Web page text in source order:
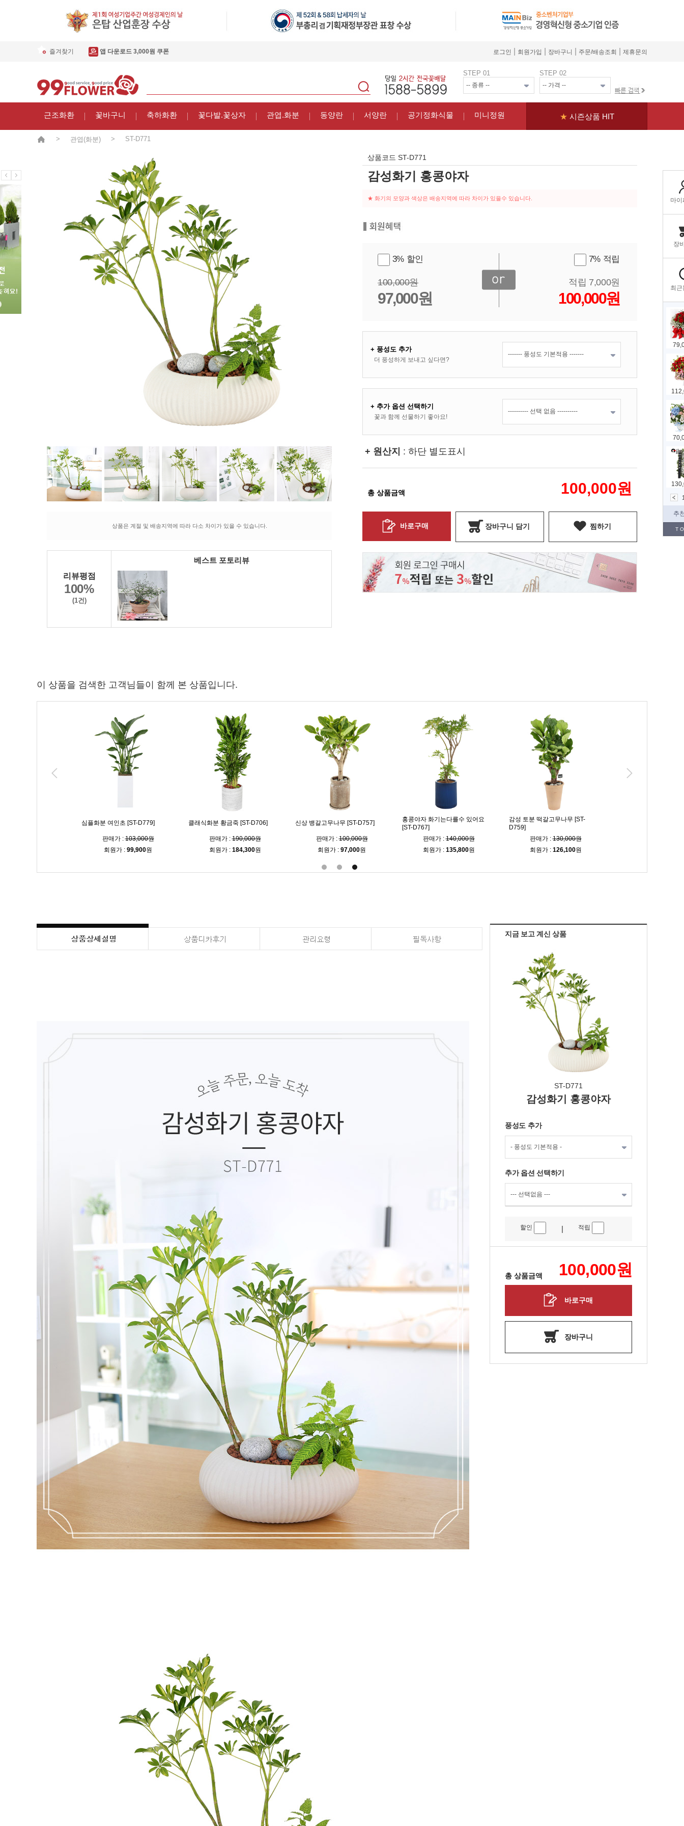
즐겨찾기 앱 다운로드 3,000원 쿠폰 로그인 회원가입 장바구니 주문/배송조회 제휴문의
STEP 01 STEP 02
근조화환 꽃바구니 축하화환 꽃다발.꽃상자 관엽.화분 동양란 서양란 공기정화식물 미니정원 ★ 시즌상품 HIT
> 관엽(화분) > ST-D771
상품은 계절 및 배송지역에 따라 다소 차이가 있을 수 있습니다.
리뷰평점
100%
(1건)
베스트 포토리뷰
상품코드 ST-D771
감성화기 홍콩야자
★ 화기의 모양과 색상은 배송지역에 따라 차이가 있을수 있습니다.
3% 할인
100,000원
97,000원
7% 적립
적립 7,000원
100,000원
+ 풍성도 추가
더 풍성하게 보내고 싶다면?
+ 추가 옵션 선택하기
꽃과 함께 선물하기 좋아요!
+ 원산지 : 하단 별도표시
총 상품금액 100,000원
바로구매 장바구니 담기 찜하기
이 상품을 검색한 고객님들이 함께 본 상품입니다.
심플화분 여인초 [ST-D779]
판매가 :103,000원
회원가 : 99,900원
클래식화분 황금죽 [ST-D706]
판매가 :190,000원
회원가 : 184,300원
신상 뱅갈고무나무 [ST-D757]
판매가 :100,000원
회원가 : 97,000원
홍콩야자 화기는다를수 있어요
[ST-D767]
판매가 :140,000원
회원가 : 135,800원
감성 토분 떡갈고무나무 [ST-
D759]
판매가 :130,000원
회원가 : 126,100원
지금 보고 계신 상품
ST-D771
감성화기 홍콩야자
풍성도 추가
추가 옵션 선택하기
할인 | 적립
총 상품금액 100,000원
바로구매
장바구니